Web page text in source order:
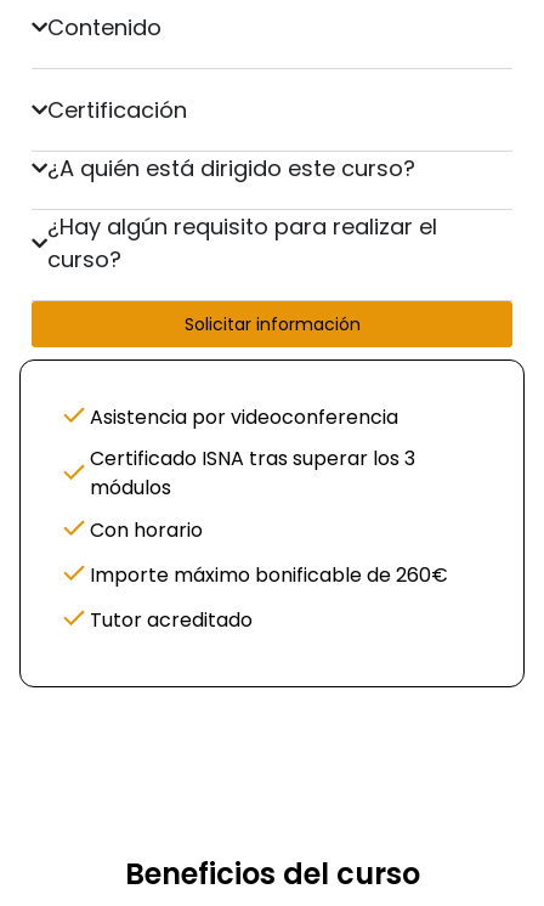
Contenido
Certificación
¿A quién está dirigido este curso?
¿Hay algún requisito para realizar el
curso?
Solicitar información
Asistencia por videoconferencia
Certificado ISNA tras superar los 3
módulos
Con horario
Importe máximo bonificable de 260€
Tutor acreditado
Beneficios del curso